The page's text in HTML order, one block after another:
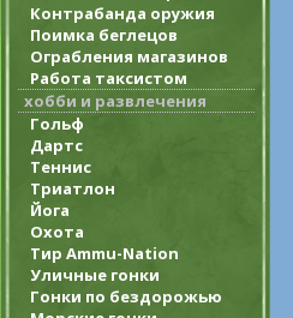
Контрабанда оружия
Поимка беглецов
Ограбления магазинов
Работа таксистом
хобби и развлечения
Гольф
Дартс
Теннис
Триатлон
Йога
Охота
Тир Ammu-Nation
Уличные гонки
Гонки по бездорожью